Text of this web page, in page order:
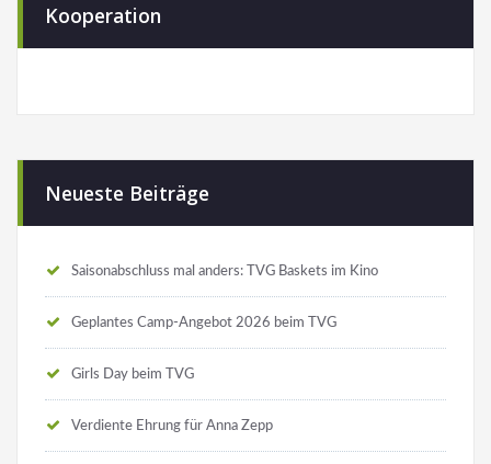
Kooperation
Neueste Beiträge
Saisonabschluss mal anders: TVG Baskets im Kino
Geplantes Camp-Angebot 2026 beim TVG
Girls Day beim TVG
Verdiente Ehrung für Anna Zepp